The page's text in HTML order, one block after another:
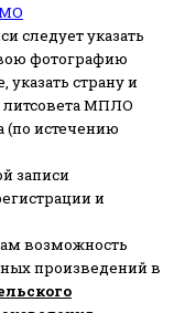
следует указать
фотографию
указать страну и
МПЛО
(по истечению
записи
и
возможность
произведений в